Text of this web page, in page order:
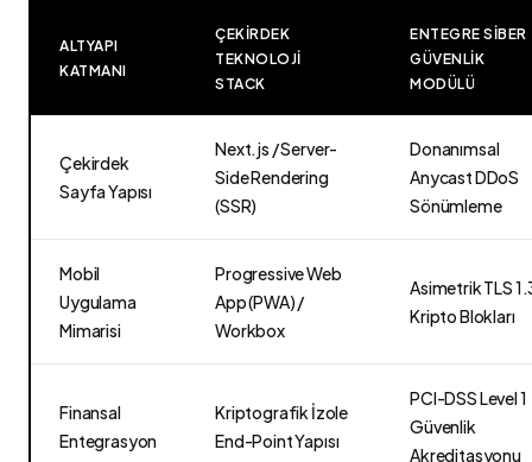
ALTYAPI
KATMANI
ÇEKIRDEK
TEKNOLOJI
STACK
ENTEGRE SIBER
GÜVENLIK
MODÜLÜ
Çekirdek
Sayfa Yapısı
Next.js / Server-
Side Rendering
(SSR)
Donanımsal
Anycast DDoS
Sönümleme
Mobil
Uygulama
Mimarisi
Progressive Web
App (PWA) /
Workbox
Asimetrik TLS
Kripto Blokları
Finansal
Entegrasyon
Kriptografik İzole
End-Point Yapısı
PCI-DSS Level 1
Güvenlik
Akreditasyonu